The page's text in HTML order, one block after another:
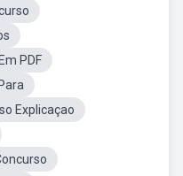
PDF
Explicaçao